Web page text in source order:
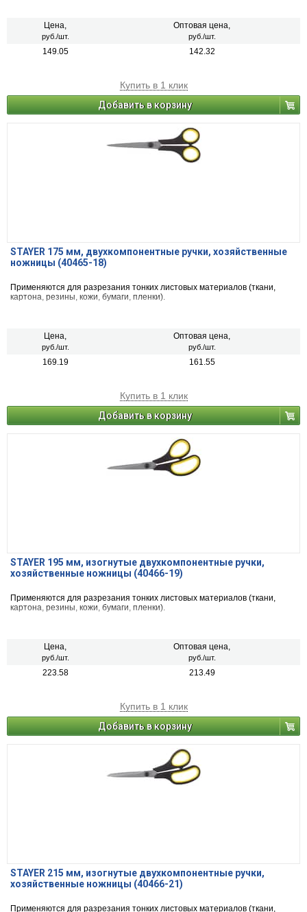
Цена,
руб./шт.
Оптовая цена,
руб./шт.
149.05 142.32
Купить в 1 клик
Добавить в корзину
STAYER 175 мм, двухкомпонентные ручки, хозяйственные
ножницы (40465-18)
Применяются для разрезания тонких листовых материалов (ткани,
картона, резины, кожи, бумаги, пленки).
Цена,
руб./шт.
Оптовая цена,
руб./шт.
169.19 161.55
Купить в 1 клик
Добавить в корзину
STAYER 195 мм, изогнутые двухкомпонентные ручки,
хозяйственные ножницы (40466-19)
Применяются для разрезания тонких листовых материалов (ткани,
картона, резины, кожи, бумаги, пленки).
Цена,
руб./шт.
Оптовая цена,
руб./шт.
223.58 213.49
Купить в 1 клик
Добавить в корзину
STAYER 215 мм, изогнутые двухкомпонентные ручки,
хозяйственные ножницы (40466-21)
Применяются для разрезания тонких листовых материалов (ткани,